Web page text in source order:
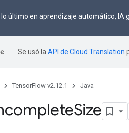
último en aprendizaje automático, IA
Se usó la API de Cloud Translation
TensorFlow v2.12.1 Java
Size